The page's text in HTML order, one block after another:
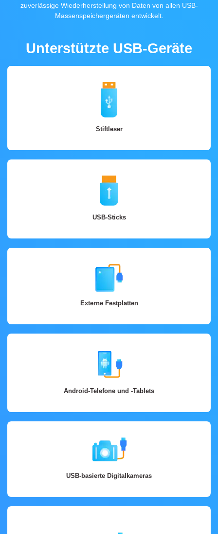
zuverlässige Wiederherstellung von Daten von allen USB-
Massenspeichergeräten entwickelt.
Unterstützte USB-Geräte
Stiftleser
USB-Sticks
Externe Festplatten
Android-Telefone und -Tablets
USB-basierte Digitalkameras